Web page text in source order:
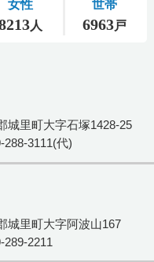
城里町大字石塚1428-25
288-3111(代)
城里町大字阿波山167
289-2211